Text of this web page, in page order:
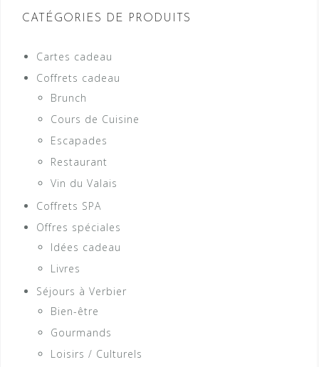
CATÉGORIES DE PRODUITS
Cartes cadeau
Coffrets cadeau
Brunch
Cours de Cuisine
Escapades
Restaurant
Vin du Valais
Coffrets SPA
Offres spéciales
Idées cadeau
Livres
Séjours à Verbier
Bien-être
Gourmands
Loisirs / Culturels